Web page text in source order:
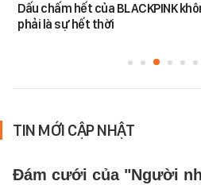
Dấu chấm hết của BLACKPINK
phải là sự hết thời
TIN MỚI CẬP NHẬT
Đám cưới của "Người